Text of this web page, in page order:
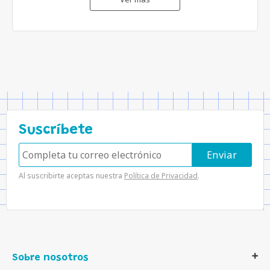
Suscríbete
Al suscribirte aceptas nuestra Política de Privacidad.
Sobre nosotros